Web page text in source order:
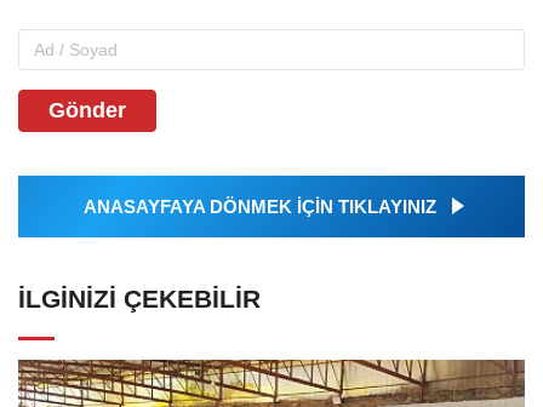
Gönder
ANASAYFAYA DÖNMEK İÇİN TIKLAYINIZ
İLGINIZI ÇEKEBILIR